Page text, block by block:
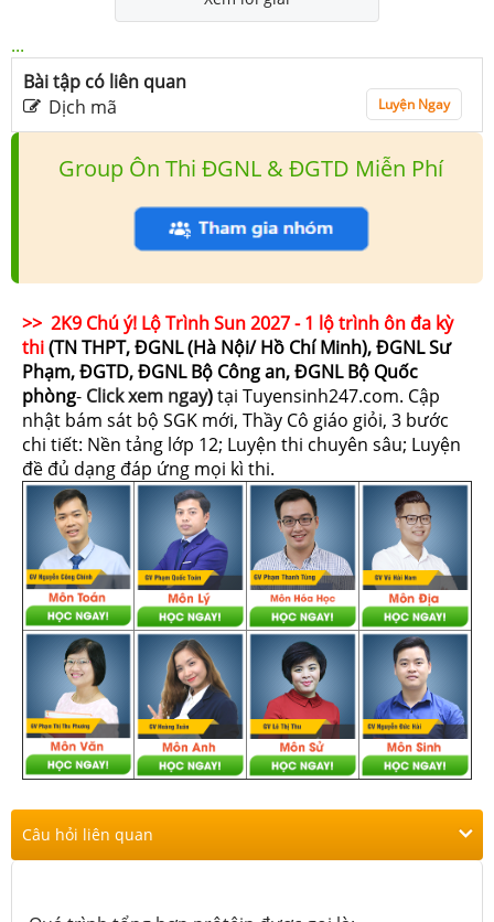
...
Bài tập có liên quan
Dịch mã
Luyện Ngay
Group Ôn Thi ĐGNL & ĐGTD Miễn Phí
>> 2K9 Chú ý! Lộ Trình Sun 2027 - 1 lộ trình ôn đa kỳ
thi(TN THPT, ĐGNL (Hà Nội/ Hồ Chí Minh), ĐGNL Sư
Phạm, ĐGTD, ĐGNL Bộ Công an, ĐGNL Bộ Quốc
phòng- Click xem ngay)tại Tuyensinh247.com. Cập
nhật bám sát bộ SGK mới, Thầy Cô giáo giỏi, 3 bước
chi tiết: Nền tảng lớp 12; Luyện thi chuyên sâu; Luyện
đề đủ dạng đáp ứng mọi kì thi.
Câu hỏi liên quan